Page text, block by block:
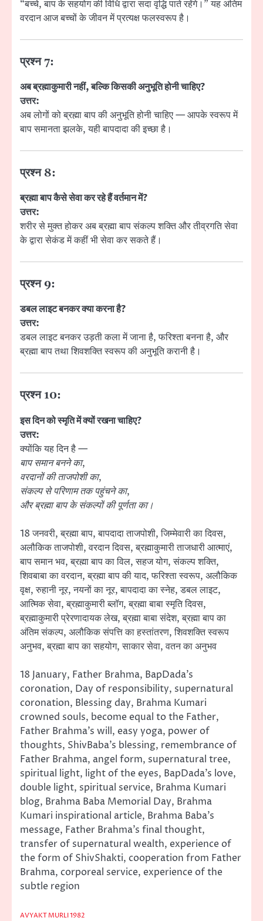
“बच्चे, बाप के सहयोग की विधि द्वारा सदा वृद्धि पाते रहेंगे।” यह अंतिम
वरदान आज बच्चों के जीवन में प्रत्यक्ष फलस्वरूप है।
प्रश्न 7:
अब ब्रह्माकुमारी नहीं, बल्कि किसकी अनुभूति होनी चाहिए?
उत्तर:
अब लोगों को ब्रह्मा बाप की अनुभूति होनी चाहिए — आपके स्वरूप में
बाप समानता झलके, यही बापदादा की इच्छा है।
प्रश्न 8:
ब्रह्मा बाप कैसे सेवा कर रहे हैं वर्तमान में?
उत्तर:
शरीर से मुक्त होकर अब ब्रह्मा बाप संकल्प शक्ति और तीव्रगति सेवा
के द्वारा सेकंड में कहीं भी सेवा कर सकते हैं।
प्रश्न 9:
डबल लाइट बनकर क्या करना है?
उत्तर:
डबल लाइट बनकर उड़ती कला में जाना है, फरिश्ता बनना है, और
ब्रह्मा बाप तथा शिवशक्ति स्वरूप की अनुभूति करानी है।
प्रश्न 10:
इस दिन को स्मृति में क्यों रखना चाहिए?
उत्तर:
क्योंकि यह दिन है —
बाप समान बनने का,
वरदानों की ताजपोशी का,
संकल्प से परिणाम तक पहुंचने का,
और ब्रह्मा बाप के संकल्पों की पूर्णता का।
18 जनवरी, ब्रह्मा बाप, बापदादा ताजपोशी, जिम्मेवारी का दिवस,
अलौकिक ताजपोशी, वरदान दिवस, ब्रह्माकुमारी ताजधारी आत्माएं,
बाप समान भव, ब्रह्मा बाप का विल, सहज योग, संकल्प शक्ति,
शिवबाबा का वरदान, ब्रह्मा बाप की याद, फरिश्ता स्वरूप, अलौकिक
वृक्ष, रुहानी नूर, नयनों का नूर, बापदादा का स्नेह, डबल लाइट,
आत्मिक सेवा, ब्रह्माकुमारी ब्लॉग, ब्रह्मा बाबा स्मृति दिवस,
ब्रह्माकुमारी प्रेरणादायक लेख, ब्रह्मा बाबा संदेश, ब्रह्मा बाप का
अंतिम संकल्प, अलौकिक संपत्ति का हस्तांतरण, शिवशक्ति स्वरूप
अनुभव, ब्रह्मा बाप का सहयोग, साकार सेवा, वतन का अनुभव
18 January, Father Brahma, BapDada’s
coronation, Day of responsibility, supernatural
coronation, Blessing day, Brahma Kumari
crowned souls, become equal to the Father,
Father Brahma’s will, easy yoga, power of
thoughts, ShivBaba’s blessing, remembrance of
Father Brahma, angel form, supernatural tree,
spiritual light, light of the eyes, BapDada’s love,
double light, spiritual service, Brahma Kumari
blog, Brahma Baba Memorial Day, Brahma
Kumari inspirational article, Brahma Baba’s
message, Father Brahma’s final thought,
transfer of supernatural wealth, experience of
the form of ShivShakti, cooperation from Father
Brahma, corporeal service, experience of the
subtle region
AVYAKT MURLI 1982